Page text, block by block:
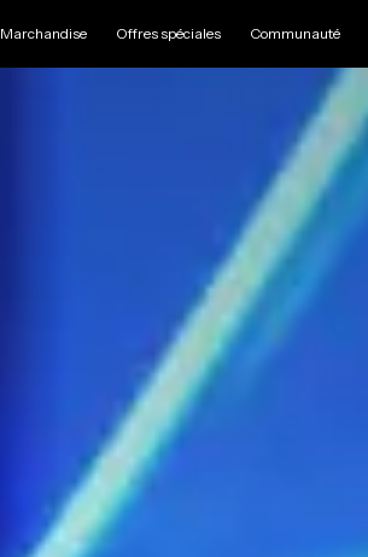
Marchandise Offres spéciales Communauté